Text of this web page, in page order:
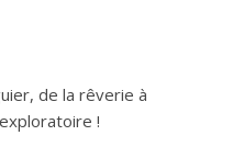
de la rêverie à
!